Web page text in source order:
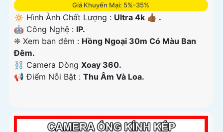
Giá Khuyến Mại: 5%-35%
🔅 Hình Ành Chất Lượng : Ultra 4k 👍🏾 .
🤖️ Công Nghệ : IP.
❈ Xem ban đêm : Hồng Ngoại 30m Có Màu Ban
Ðêm.
⛓ Camera Dòng Xoay 360.
️📢 Điểm Nỗi Bật : Thu Âm Và Loa.